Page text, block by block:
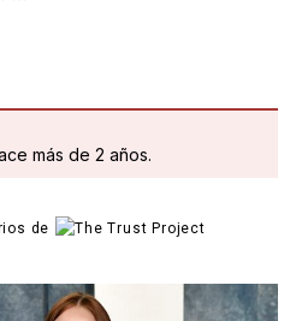
más de 2 años.
de